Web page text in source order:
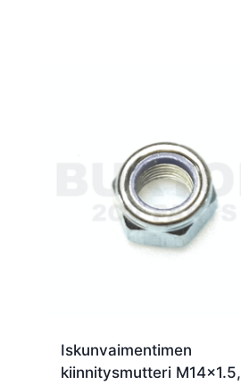
Iskunvaimentimen
kiinnitysmutteri M14x1.5,